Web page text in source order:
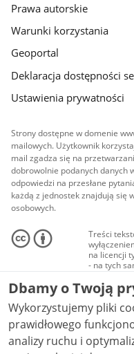
Prawa autorskie
Warunki korzystania
Geoportal
Deklaracja dostępności
Ustawienia prywatności
Strony dostępne w domenie
mailowych. Użytkownik
mail zgadza się na
dobrowolnie podanych danych
odpowiedzi na przesłane
każdą z jednostek znajdują się
osobowych.
Treści
na licencji
- na tych
Materiały
audio i
Creative
NC-ND
Dbamy o Twoją
Wykorzystujemy pliki
prawidłowego
analizy ruchu i optymalizacji